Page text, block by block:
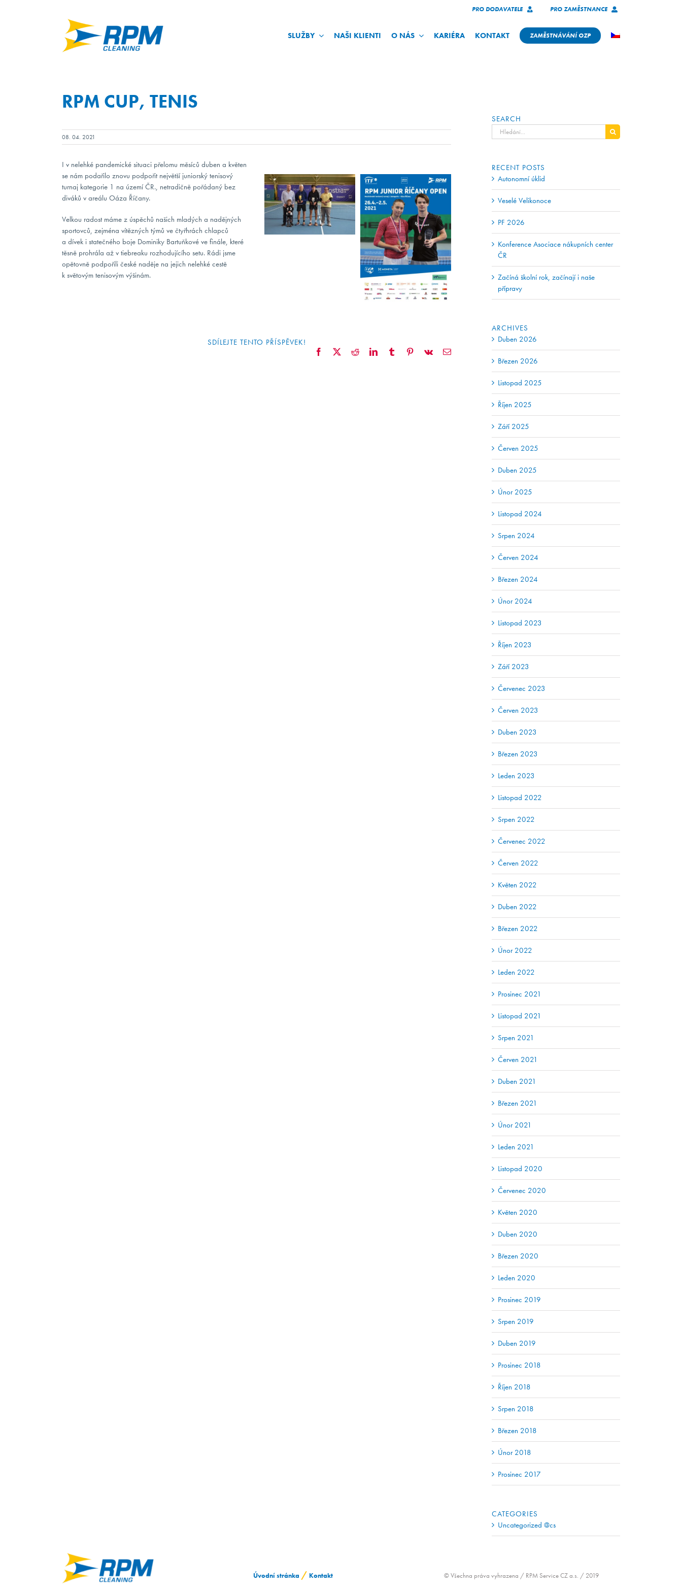
PRO DODAVATELE PRO ZAMĚSTNANCE
SLUŽBY NAŠI KLIENTI O NÁS KARIÉRA KONTAKT ZAMĚSTNÁVÁNÍ OZP
RPM CUP, TENIS
08. 04. 2021
I v nelehké pandemické situaci přelomu měsíců duben a květen
se nám podařilo znovu podpořit největší juniorský tenisový
turnaj kategorie 1 na území ČR., netradičně pořádaný bez
diváků v areálu Oáza Říčany.
Velkou radost máme z úspěchů našich mladých a nadějných
sportovců, zejména vítězných týmů ve čtyřhrách chlapců
a dívek i statečného boje Dominiky Bartuňkové ve finále, které
těsně prohrála až v tiebreaku rozhodujícího setu. Rádi jsme
opětovně podpořili české naděje na jejich nelehké cestě
k světovým tenisovým výšinám.
SDÍLEJTE TENTO PŘÍSPĚVEK!
Facebook RedditLinkedIn Tumblr PinterestVk E-
SEARCH
Hledat:
RECENT POSTS
Autonomní úklid
Veselé Velikonoce
PF 2026
Konference Asociace nákupních center
ČR
Začíná školní rok, začínají i naše
přípravy
ARCHIVES
Duben 2026
Březen 2026
Listopad 2025
Říjen 2025
Září 2025
Červen 2025
Duben 2025
Únor 2025
Listopad 2024
Srpen 2024
Červen 2024
Březen 2024
Únor 2024
Listopad 2023
Říjen 2023
Září 2023
Červenec 2023
Červen 2023
Duben 2023
Březen 2023
Leden 2023
Listopad 2022
Srpen 2022
Červenec 2022
Červen 2022
Květen 2022
Duben 2022
Březen 2022
Únor 2022
Leden 2022
Prosinec 2021
Listopad 2021
Srpen 2021
Červen 2021
Duben 2021
Březen 2021
Únor 2021
Leden 2021
Listopad 2020
Červenec 2020
Květen 2020
Duben 2020
Březen 2020
Leden 2020
Prosinec 2019
Srpen 2019
Duben 2019
Prosinec 2018
Říjen 2018
Srpen 2018
Březen 2018
Únor 2018
Prosinec 2017
CATEGORIES
Uncategorized @cs
Úvodní stránka / Kontakt © Všechna práva vyhrazena / RPM Service CZ a.s. / 2019